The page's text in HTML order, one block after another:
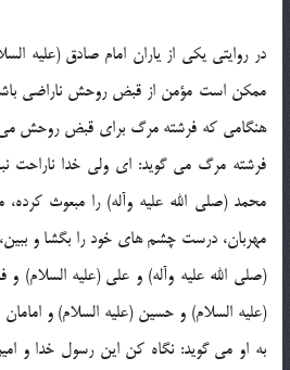
در روایتى یكى از یاران امام صادق (علیه
ممكن است مؤمن از قبض روحش ناراضى
هنگامى كه فرشته مرگ براى قبض روحش مى
فرشته مرگ مى گوید: اى ولى خدا ناراحت
محمد (صلى الله علیه وآله) را مبعوث كرده،
مهربان، درست چشم هاى خود را بگشا و
(صلى الله علیه وآله) و على (علیه السلام)
(علیه السلام) و حسین (علیه السلام) و امامان
به او مى گوید: نگاه كن این رسول خدا و